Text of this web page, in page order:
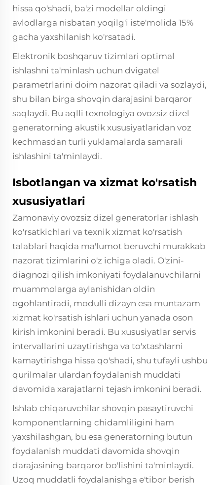
hissa qo'shadi, ba'zi modellar oldingi
avlodlarga nisbatan yoqilg'i iste'molida 15%
gacha yaxshilanish ko'rsatadi.
Elektronik boshqaruv tizimlari optimal
ishlashni ta'minlash uchun dvigatel
parametrlarini doim nazorat qiladi va sozlaydi,
shu bilan birga shovqin darajasini barqaror
saqlaydi. Bu aqlli texnologiya ovozsiz dizel
generatorning akustik xususiyatlaridan voz
kechmasdan turli yuklamalarda samarali
ishlashini ta'minlaydi.
Isbotlangan va xizmat ko'rsatish
xususiyatlari
Zamonaviy ovozsiz dizel generatorlar ishlash
ko'rsatkichlari va texnik xizmat ko'rsatish
talablari haqida ma'lumot beruvchi murakkab
nazorat tizimlarini o'z ichiga oladi. O'zini-
diagnozi qilish imkoniyati foydalanuvchilarni
muammolarga aylanishidan oldin
ogohlantiradi, modulli dizayn esa muntazam
xizmat ko'rsatish ishlari uchun yanada oson
kirish imkonini beradi. Bu xususiyatlar servis
intervallarini uzaytirishga va to'xtashlarni
kamaytirishga hissa qo'shadi, shu tufayli ushbu
qurilmalar ulardan foydalanish muddati
davomida xarajatlarni tejash imkonini beradi.
Ishlab chiqaruvchilar shovqin pasaytiruvchi
komponentlarning chidamliligini ham
yaxshilashgan, bu esa generatorning butun
foydalanish muddati davomida shovqin
darajasining barqaror bo'lishini ta'minlaydi.
Uzoq muddatli foydalanishga e'tibor berish